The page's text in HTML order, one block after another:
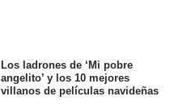
Los ladrones de ‘Mi pobre
angelito’ y los 10 mejores
villanos de películas navideñas